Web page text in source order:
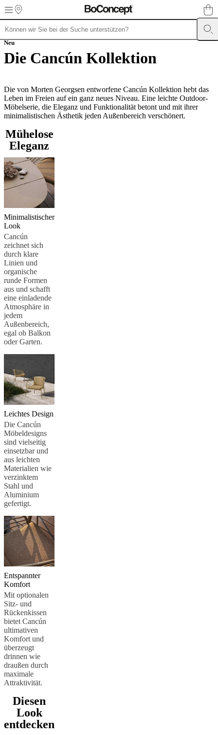
Skip to main content
Möbel
/
SesselTischeAufbewahrung BettenOutdoor-
KollektionenStuhl
KollektionenSessel
KollektionenBeds
collectionsAufbewahrungslösungenAccessoiresStoff-
Lederkollektion
RäumeHome
OfficesBoConcept
+
Helena
Christensen Inspiration
Einrichtungsberatung
Muster
Store
findenÜber
BoConceptWerte
Responsibility
Geschichte
LoungeHandwerkskunst
und
QualitätUnsere
DesignerIndividuelle
GestaltungKarriere
and
certificationsBarrierefreiheitserklärung
Partner
werden
ProgrammProjects
and
news
Neu
Die Cancún Kollektion
Die von Morten Georgsen entworfene Cancún Kollektion hebt das
Leben im Freien auf ein ganz neues Niveau. Eine leichte Outdoor-
Möbelserie, die Eleganz und Funktionalität betont und mit ihrer
minimalistischen Ästhetik jeden Außenbereich verschönert.
Mühelose
Eleganz
Minimalistischer
Look
Cancún
zeichnet sich
durch klare
Linien und
organische
runde Formen
aus und schafft
eine einladende
Atmosphäre in
jedem
Außenbereich,
egal ob Balkon
oder Garten.
Leichtes Design
Die Cancún
Möbeldesigns
sind vielseitig
einsetzbar und
aus leichten
Materialien wie
verzinktem
Stahl und
Aluminium
gefertigt.
Entspannter
Komfort
Mit optionalen
Sitz- und
Rückenkissen
bietet Cancún
ultimativen
Komfort und
überzeugt
drinnen wie
draußen durch
maximale
Attraktivität.
Diesen
Look
entdecken